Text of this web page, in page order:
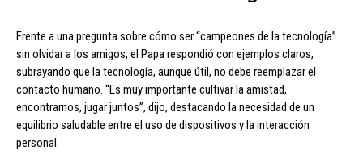
Frente a una pregunta sobre cómo ser “campeones de la tecnología”
sin olvidar a los amigos, el Papa respondió con ejemplos claros,
subrayando que la tecnología, aunque útil, no debe reemplazar el
contacto humano. “Es muy importante cultivar la amistad,
encontrarnos, jugar juntos”, dijo, destacando la necesidad de un
equilibrio saludable entre el uso de dispositivos y la interacción
personal.